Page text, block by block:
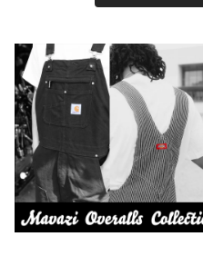
BY ROBERT JAMES
CAMBER
Carhartt
Collonil
CONVERSE
エプロン
バイク用品
ケア用品
本、写真集
2026.7.6
2026.6.29
2026.7.30
2026.7.23
2026.6.27